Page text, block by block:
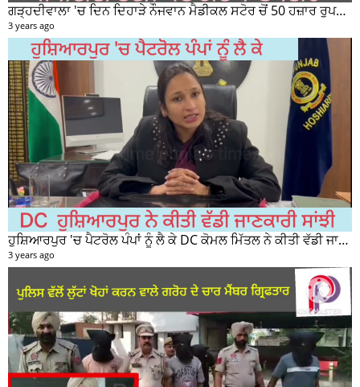
ਗੜ੍ਹਦੀਵਾਲਾ 'ਚ ਦਿਨ ਦਿਹਾੜੇ ਨੌਜਵਾਨ ਮੈਡੀਕਲ ਸਟੋਰ ਚੋਂ 50 ਹਜ਼ਾਰ ਰੁਪਏ ਦੀ ਨਕਦੀ ਚੋਰੀ ਕਰਕੇ ਹੋਇਆ ਰਫੂਚੱਕਰ
3 years ago
ਹੁਸ਼ਿਆਰਪੁਰ 'ਚ ਪੈਟਰੋਲ ਪੰਪਾਂ ਨੂੰ ਲੈ ਕੇ DC ਕੋਮਲ ਮਿੱਤਲ ਨੇ ਕੀਤੀ ਵੱਡੀ ਜਾਣਕਾਰੀ ਸਾਂਝੀ
3 years ago